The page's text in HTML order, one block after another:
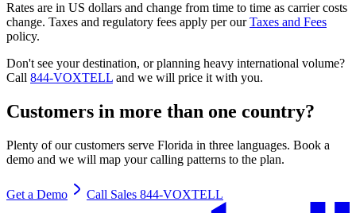
Rates are in US dollars and change from time to time as carrier costs
change. Taxes and regulatory fees apply per our Taxes and Fees
policy.
Don't see your destination, or planning heavy international volume?
Call 844-VOXTELL and we will price it with you.
Customers in more than one country?
Plenty of our customers serve Florida in three languages. Book a
demo and we will map your calling patterns to the plan.
Get a Demo Call Sales 844-VOXTELL